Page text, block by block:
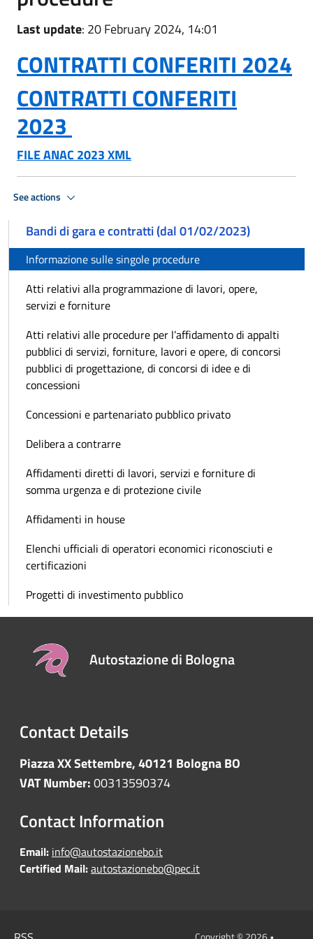
Last update: 20 February 2024, 14:01
CONTRATTI CONFERITI 2024
CONTRATTI CONFERITI
2023
FILE ANAC 2023 XML
See actions
Bandi di gara e contratti (dal 01/02/2023)
Informazione sulle singole procedure
Atti relativi alla programmazione di lavori, opere,
servizi e forniture
Atti relativi alle procedure per l’affidamento di appalti
pubblici di servizi, forniture, lavori e opere, di concorsi
pubblici di progettazione, di concorsi di idee e di
concessioni
Concessioni e partenariato pubblico privato
Delibera a contrarre
Affidamenti diretti di lavori, servizi e forniture di
somma urgenza e di protezione civile
Affidamenti in house
Elenchi ufficiali di operatori economici riconosciuti e
certificazioni
Progetti di investimento pubblico
Autostazione di Bologna
Contact Details
Piazza XX Settembre, 40121 Bologna BO
VAT Number:00313590374
Contact Information
Email: info@autostazionebo.it
Certified Mail:autostazionebo@pec.it